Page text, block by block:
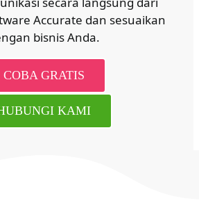
Accurate dan sesuaikan
bisnis Anda.
COBA GRATIS
KAMI